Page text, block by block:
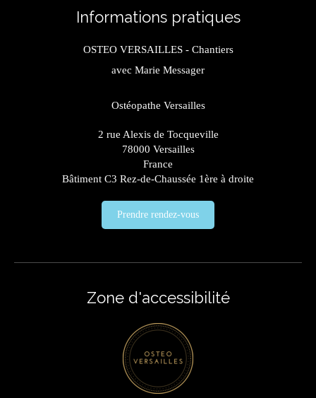
Informations pratiques
OSTEO VERSAILLES - Chantiers
avec Marie Messager
Ostéopathe Versailles
2 rue Alexis de Tocqueville
78000 Versailles
France
Bâtiment C3 Rez-de-Chaussée 1ère à droite
Prendre rendez-vous
Zone d'accessibilité